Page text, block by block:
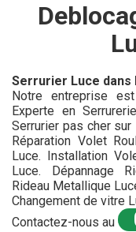
Serrurier Luce dans
Notre entreprise
Experte en
Serrurier pas cher sur
Réparation Volet
Luce. Installation
Luce. Dépannage
Rideau Metallique
Changement de vitre
Contactez-nous au